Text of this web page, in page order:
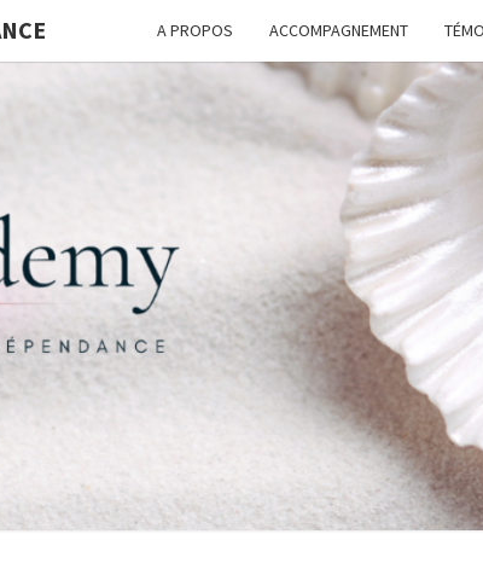
A PROPOS ACCOMPAGNEMENT
G